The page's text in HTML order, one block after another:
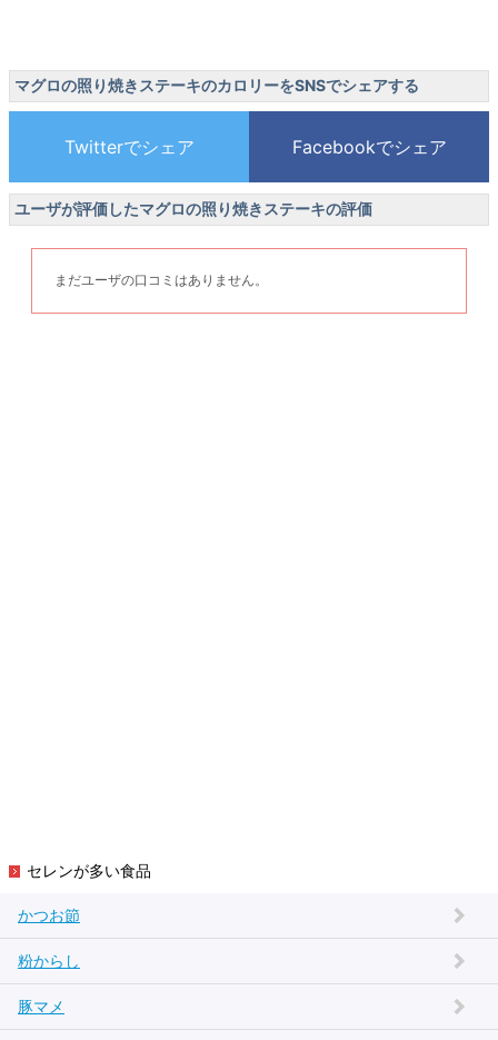
マグロの照り焼きステーキのカロリーをSNSでシェアする
ユーザが評価したマグロの照り焼きステーキの評価
まだユーザの口コミはありません。
セレンが多い食品
かつお節
粉からし
豚マメ